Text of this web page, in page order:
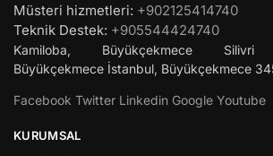
Müsteri hizmetleri: +902125414740
Teknik Destek: +905544424740
Kamiloba, Büyükçekmece
Büyükçekmece İstanbul, Büyükçekmece
Facebook Twitter Linkedin Google Youtube
KURUMSAL